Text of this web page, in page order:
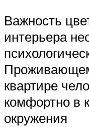
Важность
интерьера
квартире
комфортно в
окружения